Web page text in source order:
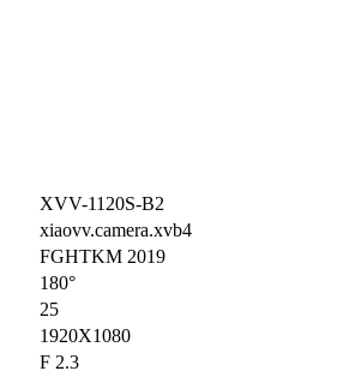
XVV-1120S-B2
xiaovv.camera.xvb4
FGHTKM 2019
180°
25
1920X1080
F 2.3